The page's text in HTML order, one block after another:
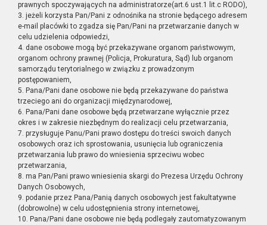
prawnych spoczywających na administratorze(art.6 ust.1 lit.c RODO),
3. jeżeli korzysta Pan/Pani z odnośnika na stronie będącego adresem
e-mail placówki to zgadza się Pan/Pani na przetwarzanie danych w
celu udzielenia odpowiedzi,
4. dane osobowe mogą być przekazywane organom państwowym,
organom ochrony prawnej (Policja, Prokuratura, Sąd) lub organom
samorządu terytorialnego w związku z prowadzonym
postępowaniem,
5. Pana/Pani dane osobowe nie będą przekazywane do państwa
trzeciego ani do organizacji międzynarodowej,
6. Pana/Pani dane osobowe będą przetwarzane wyłącznie przez
okres i w zakresie niezbędnym do realizacji celu przetwarzania,
7. przysługuje Panu/Pani prawo dostępu do treści swoich danych
osobowych oraz ich sprostowania, usunięcia lub ograniczenia
przetwarzania lub prawo do wniesienia sprzeciwu wobec
przetwarzania,
8. ma Pan/Pani prawo wniesienia skargi do Prezesa Urzędu Ochrony
Danych Osobowych,
9. podanie przez Pana/Panią danych osobowych jest fakultatywne
(dobrowolne) w celu udostępnienia strony internetowej,
10. Pana/Pani dane osobowe nie będą podlegały zautomatyzowanym